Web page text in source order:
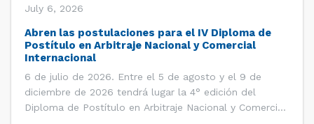
July 6, 2026
Abren las postulaciones para el IV Diploma de
Postítulo en Arbitraje Nacional y Comercial
Internacional
6 de julio de 2026. Entre el 5 de agosto y el 9 de
diciembre de 2026 tendrá lugar la 4° edición del
Diploma de Postítulo en Arbitraje Nacional y Comercial